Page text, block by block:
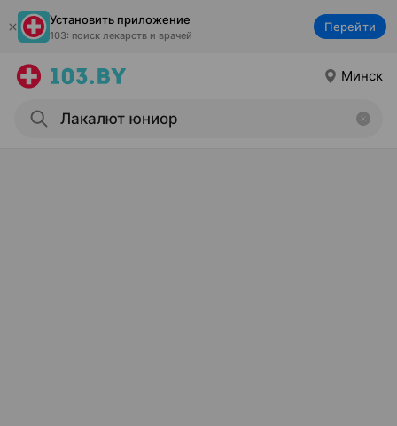
Установить приложение
103: поиск лекарств и врачей
Перейти
Минск